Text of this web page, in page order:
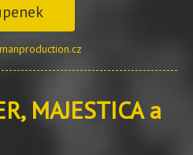
MAJESTICA a